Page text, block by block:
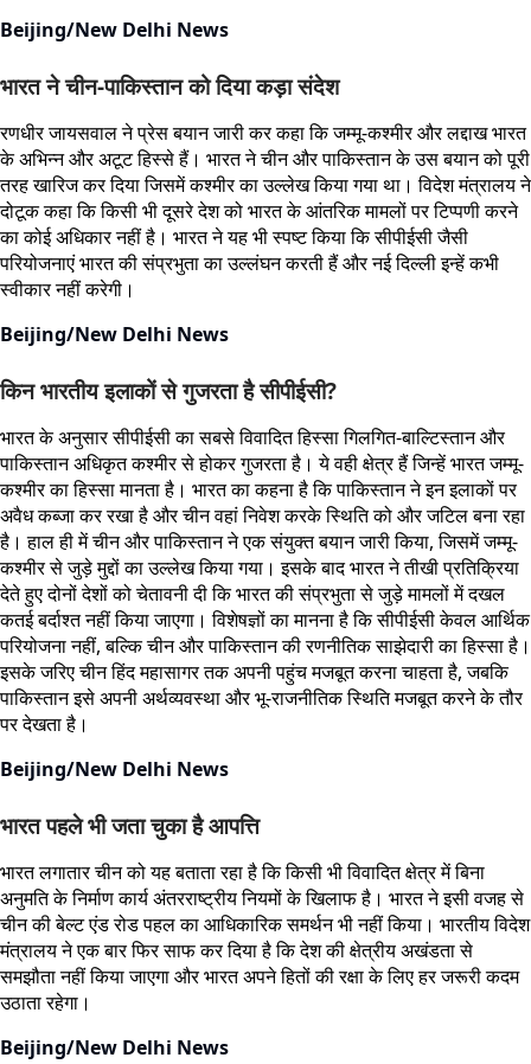
Beijing/New Delhi News
भारत ने चीन-पाकिस्तान को दिया कड़ा संदेश
रणधीर जायसवाल ने प्रेस बयान जारी कर कहा कि जम्मू-कश्मीर और लद्दाख भारत
के अभिन्न और अटूट हिस्से हैं। भारत ने चीन और पाकिस्तान के उस बयान को पूरी
तरह खारिज कर दिया जिसमें कश्मीर का उल्लेख किया गया था। विदेश मंत्रालय ने
दोटूक कहा कि किसी भी दूसरे देश को भारत के आंतरिक मामलों पर टिप्पणी करने
का कोई अधिकार नहीं है। भारत ने यह भी स्पष्ट किया कि सीपीईसी जैसी
परियोजनाएं भारत की संप्रभुता का उल्लंघन करती हैं और नई दिल्ली इन्हें कभी
स्वीकार नहीं करेगी।
Beijing/New Delhi News
किन भारतीय इलाकों से गुजरता है सीपीईसी?
भारत के अनुसार सीपीईसी का सबसे विवादित हिस्सा गिलगित-बाल्टिस्तान और
पाकिस्तान अधिकृत कश्मीर से होकर गुजरता है। ये वही क्षेत्र हैं जिन्हें भारत जम्मू-
कश्मीर का हिस्सा मानता है। भारत का कहना है कि पाकिस्तान ने इन इलाकों पर
अवैध कब्जा कर रखा है और चीन वहां निवेश करके स्थिति को और जटिल बना रहा
है। हाल ही में चीन और पाकिस्तान ने एक संयुक्त बयान जारी किया, जिसमें जम्मू-
कश्मीर से जुड़े मुद्दों का उल्लेख किया गया। इसके बाद भारत ने तीखी प्रतिक्रिया
देते हुए दोनों देशों को चेतावनी दी कि भारत की संप्रभुता से जुड़े मामलों में दखल
कतई बर्दाश्त नहीं किया जाएगा। विशेषज्ञों का मानना है कि सीपीईसी केवल आर्थिक
परियोजना नहीं, बल्कि चीन और पाकिस्तान की रणनीतिक साझेदारी का हिस्सा है।
इसके जरिए चीन हिंद महासागर तक अपनी पहुंच मजबूत करना चाहता है, जबकि
पाकिस्तान इसे अपनी अर्थव्यवस्था और भू-राजनीतिक स्थिति मजबूत करने के तौर
पर देखता है।
Beijing/New Delhi News
भारत पहले भी जता चुका है आपत्ति
भारत लगातार चीन को यह बताता रहा है कि किसी भी विवादित क्षेत्र में बिना
अनुमति के निर्माण कार्य अंतरराष्ट्रीय नियमों के खिलाफ है। भारत ने इसी वजह से
चीन की बेल्ट एंड रोड पहल का आधिकारिक समर्थन भी नहीं किया। भारतीय विदेश
मंत्रालय ने एक बार फिर साफ कर दिया है कि देश की क्षेत्रीय अखंडता से
समझौता नहीं किया जाएगा और भारत अपने हितों की रक्षा के लिए हर जरूरी कदम
उठाता रहेगा।
Beijing/New Delhi News